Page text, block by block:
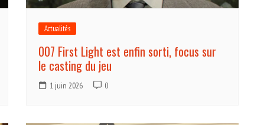
Actualités
007 First Light est enfin sorti, focus sur
le casting du jeu
1 juin 2026 0